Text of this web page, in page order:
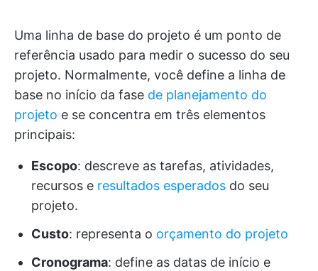
Uma linha de base do projeto é um ponto de
referência usado para medir o sucesso do seu
projeto. Normalmente, você define a linha de
base no início da fase de planejamento do
projeto e se concentra em três elementos
principais:
Escopo: descreve as tarefas, atividades,
recursos e resultados esperados do seu
projeto.
Custo: representa o orçamento do projeto
Cronograma: define as datas de início e